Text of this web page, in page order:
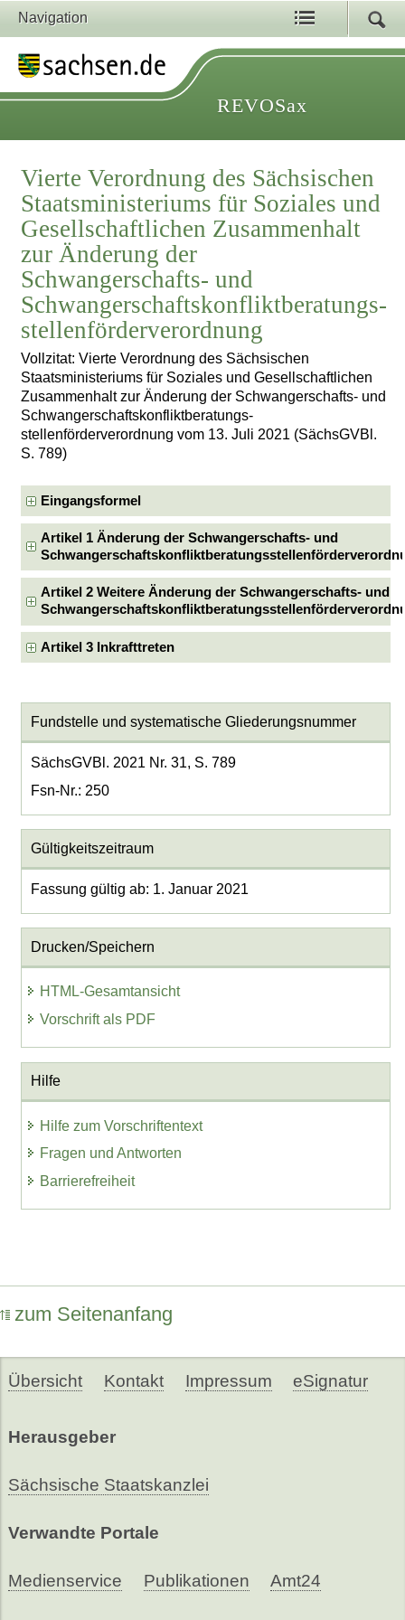
Navigation
REVOSax
Vierte Verordnung des Sächsischen
Staatsministeriums für Soziales und
Gesellschaftlichen Zusammenhalt
zur Änderung der
Schwangerschafts- und
Schwangerschaftskonfliktberatungs­
stellenförderverordnung
Vollzitat: Vierte Verordnung des Sächsischen
Staatsministeriums für Soziales und Gesellschaftlichen
Zusammenhalt zur Änderung der Schwangerschafts- und
Schwangerschaftskonfliktberatungs­
stellenförderverordnung vom 13. Juli 2021 (SächsGVBl.
S. 789)
Eingangsformel
Artikel 1 Änderung der Schwangerschafts- und
Artikel 2 Weitere Änderung der Schwangerschafts- und
Artikel 3 Inkrafttreten
Fundstelle und systematische Gliederungsnummer
SächsGVBl. 2021 Nr. 31, S. 789
Fsn-Nr.: 250
Gültigkeitszeitraum
Fassung gültig ab: 1. Januar 2021
Drucken/Speichern
HTML-Gesamtansicht
Vorschrift als PDF
Hilfe
Hilfe zum Vorschriftentext
Fragen und Antworten
Barrierefreiheit
zum Seitenanfang
Übersicht Kontakt Impressum eSignatur
Herausgeber
Sächsische Staatskanzlei
Verwandte Portale
Medienservice Publikationen Amt24